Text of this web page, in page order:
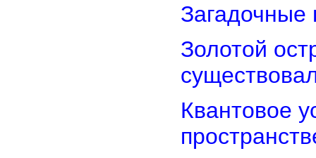
Загадочные
Золотой
Квантовое